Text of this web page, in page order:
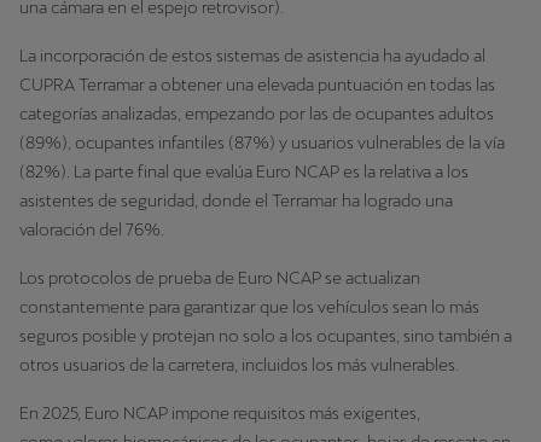
una cámara en el espejo retrovisor).
La incorporación de estos sistemas de asistencia ha ayudado al
CUPRA Terramar a obtener una elevada puntuación en todas las
categorías analizadas, empezando por las de ocupantes adultos
(89%), ocupantes infantiles (87%) y usuarios vulnerables de la vía
(82%). La parte final que evalúa Euro NCAP es la relativa a los
asistentes de seguridad, donde el Terramar ha logrado una
valoración del 76%.
Los protocolos de prueba de Euro NCAP se actualizan
constantemente para garantizar que los vehículos sean lo más
seguros posible y protejan no solo a los ocupantes, sino también a
otros usuarios de la carretera, incluidos los más vulnerables.
En 2025, Euro NCAP impone requisitos más exigentes,